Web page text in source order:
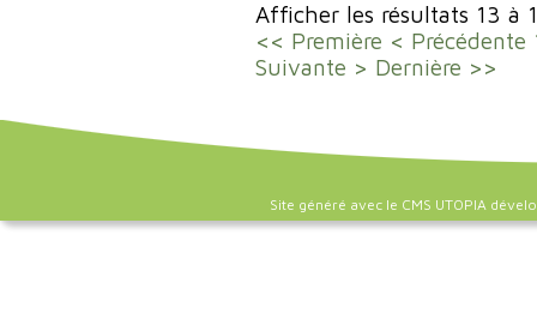
Afficher les résultats 13 à
<< Première < Précédente
Suivante > Dernière >>
Site généré avec le CMS UTOPIA